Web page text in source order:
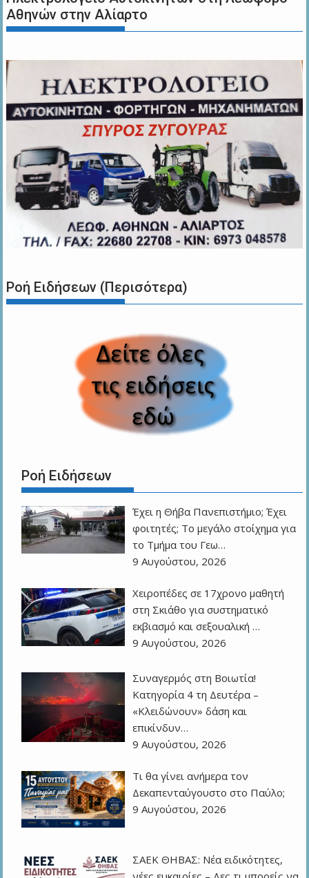
Αθηνών στην Αλίαρτο
Ροή Ειδήσεων (Περισότερα)
Ροή Ειδήσεων
Έχει η Θήβα Πανεπιστήμιο; Έχει
φοιτητές; Το μεγάλο στοίχημα για
το Τμήμα του Γεω…
9 Αυγούστου, 2026
Χειροπέδες σε 17χρονο μαθητή
στη Σκιάθο για συστηματικό
εκβιασμό και σεξουαλική …
9 Αυγούστου, 2026
Συναγερμός στη Βοιωτία!
Κατηγορία 4 τη Δευτέρα –
«Κλειδώνουν» δάση και
επικίνδυν…
9 Αυγούστου, 2026
Τι θα γίνει ανήμερα τον
Δεκαπενταύγουστο στο Παύλο;
9 Αυγούστου, 2026
ΣΑΕΚ ΘΗΒΑΣ: Νέα ειδικότητες,